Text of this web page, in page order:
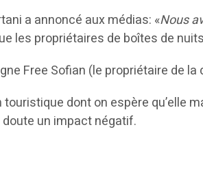
a annoncé aux médias: «Nous
les propriétaires de boîtes de
Free Sofian (le propriétaire de
touristique dont on espère
un impact négatif.